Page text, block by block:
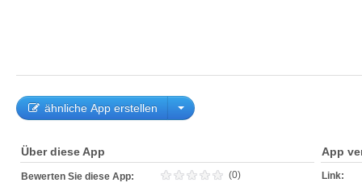
ähnliche App erstellen
Über diese App
Bewerten Sie diese App: (0)
App
Link: